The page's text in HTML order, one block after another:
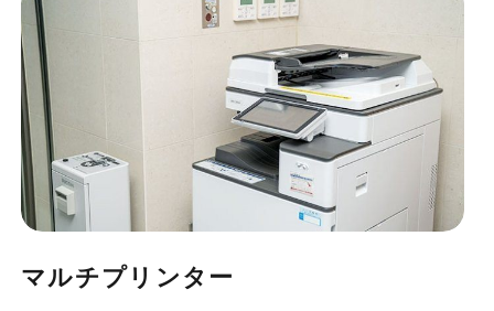
収容⼈数8名〜最⼤432名の10タイプ
の会議室で、ご利⽤シーンに応じたプ
ランをご提案。
イベントの成功をサポートします。
WEB会議、会社説明会、採⽤⾯接、試験・研修
会場、セミナー、展⽰会など、イベント内容や
参加⼈数に合わせた会議室をご提案いたしま
113㎡
〜104名
¥30,360〜
詳細を見る
キャンセル料金の詳細は、
ださい。
マルチプリンター